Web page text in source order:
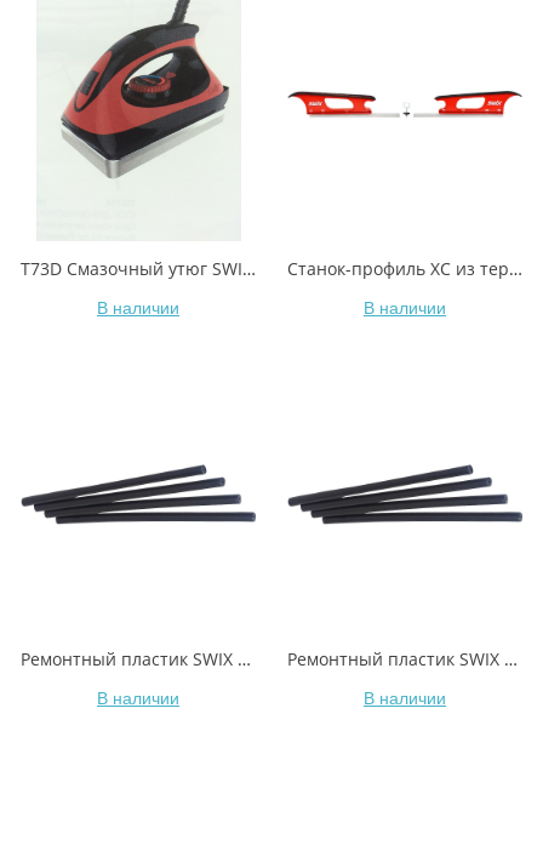
T73D Смазочный утюг SWIX Performance digital 1000 Вт
В наличии
Станок-профиль XC из термопластика, две части, T0766 вес 1,4 кг
В наличии
Ремонтный пластик SWIX T1716 черный 6mm 4 шт., 35гр
В наличии
Ремонтный пластик SWIX T1716B черный 6mm 10 шт., 90гр
В наличии